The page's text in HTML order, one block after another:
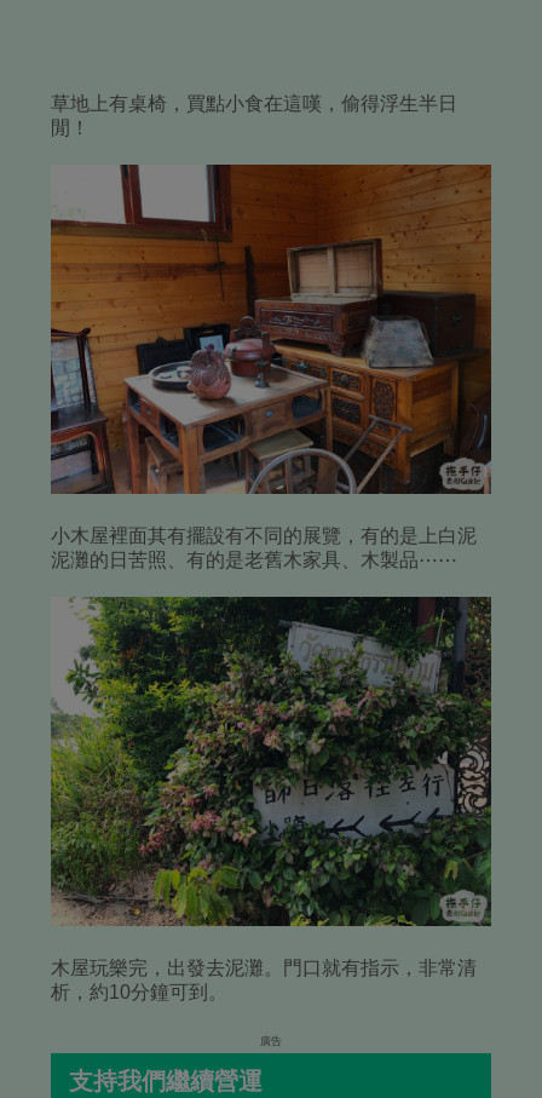
草地上有桌椅，買點小食在這嘆，偷得浮生半日
閒！
小木屋裡面其有擺設有不同的展覽，有的是上白泥
泥灘的日苦照、有的是老舊木家具、木製品⋯⋯
木屋玩樂完，出發去泥灘。門口就有指示，非常清
析，約10分鐘可到。
廣告
支持我們繼續營運